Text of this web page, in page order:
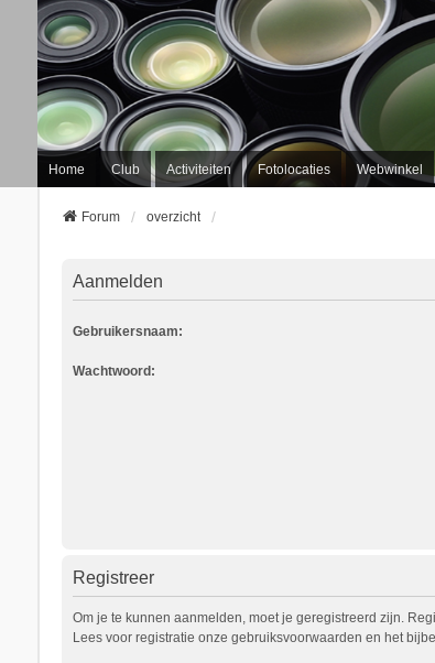
Home Club Activiteiten Fotolocaties Webwinkel
Forum overzicht
Aanmelden
Gebruikersnaam:
Wachtwoord:
Registreer
Om je te kunnen aanmelden, moet je geregistreerd zijn.
Lees voor registratie onze gebruiksvoorwaarden en het